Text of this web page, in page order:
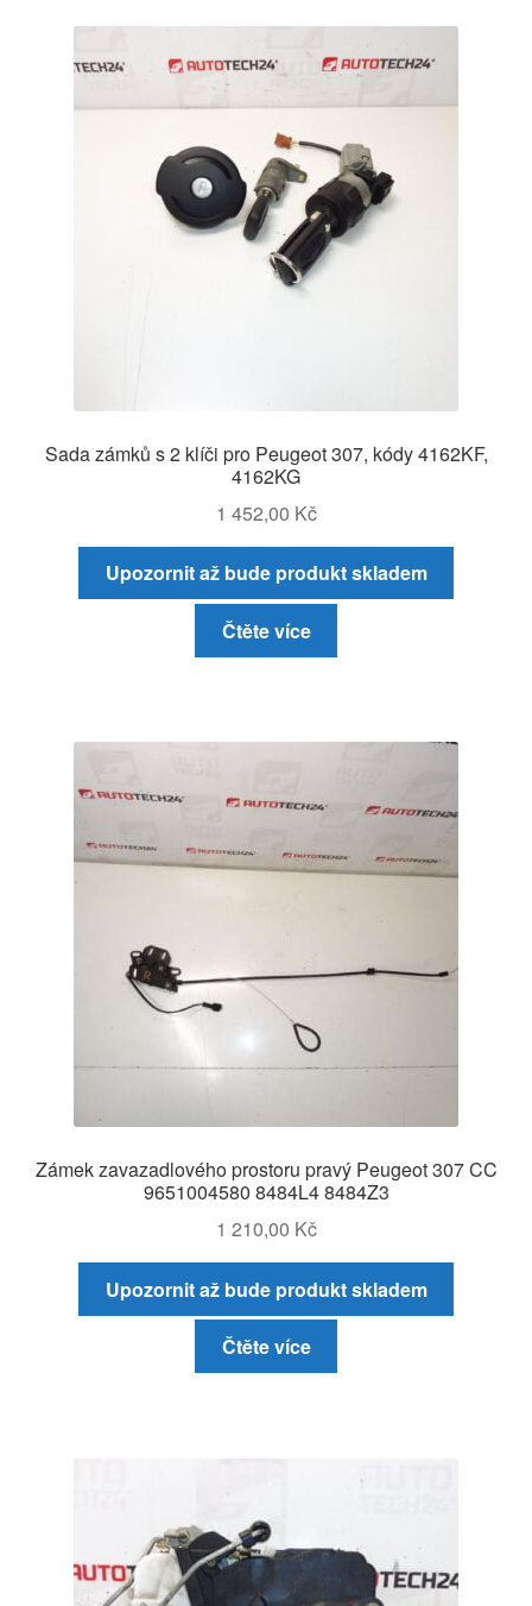
Sada zámků s 2 klíči pro Peugeot 307, kódy 4162KF,
4162KG
1 452,00 Kč
Upozornit až bude produkt skladem
Čtěte více
Zámek zavazadlového prostoru pravý Peugeot 307 CC
9651004580 8484L4 8484Z3
1 210,00 Kč
Upozornit až bude produkt skladem
Čtěte více